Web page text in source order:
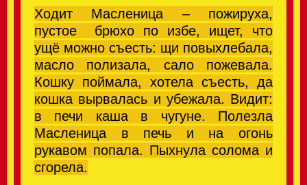
Ходит Масленица – пожируха,
пустое брюхо по избе, ищет, что
ущё можно съесть: щи повыхлебала,
масло полизала, сало пожевала.
Кошку поймала, хотела съесть, да
кошка вырвалась и убежала. Видит:
в печи каша в чугуне. Полезла
Масленица в печь и на огонь
рукавом попала. Пыхнула солома и
сгорела.